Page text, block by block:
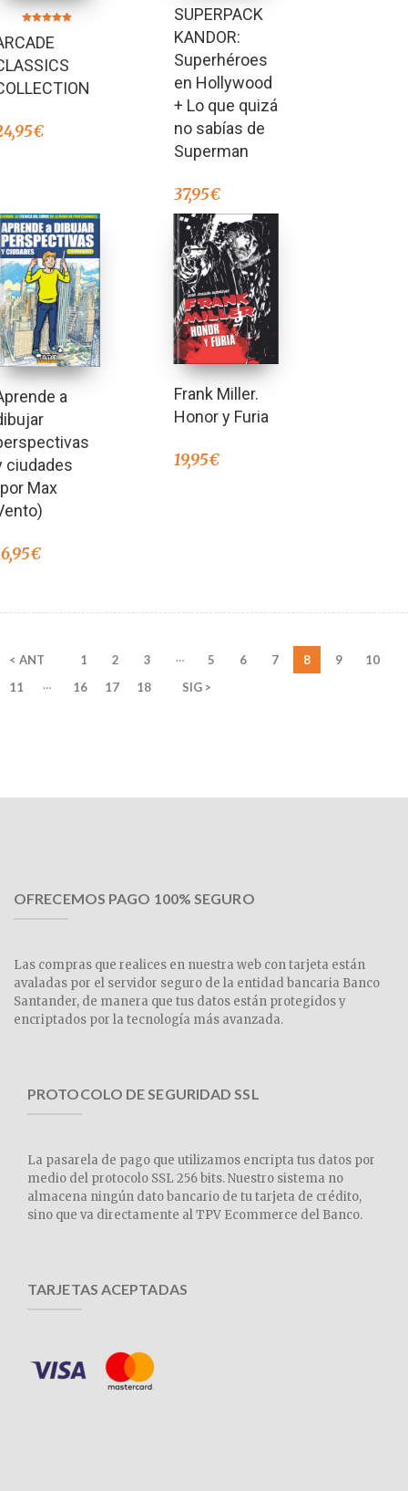
5.00
de 5
€
SUPERPACK
KANDOR:
Superhéroes
en Hollywood
+ Lo que quizá
no sabías de
Superman
37,95€
a
ciudades
Max
€
Frank Miller.
Honor y Furia
19,95€
< ANT 1 2 3 … 5 6 7 8 9
10
11
… 16 17 18 SIG >
OFRECEMOS PAGO 100% SEGURO
Las compras que realices en nuestra web con tarjeta están
avaladas por el servidor seguro de la entidad bancaria Banco
Santander, de manera que tus datos están protegidos y
encriptados por la tecnología más avanzada.
PROTOCOLO DE SEGURIDAD SSL
La pasarela de pago que utilizamos encripta tus datos por
medio del protocolo SSL 256 bits. Nuestro sistema no
almacena ningún dato bancario de tu tarjeta de crédito,
sino que va directamente al TPV Ecommerce del Banco.
TARJETAS ACEPTADAS